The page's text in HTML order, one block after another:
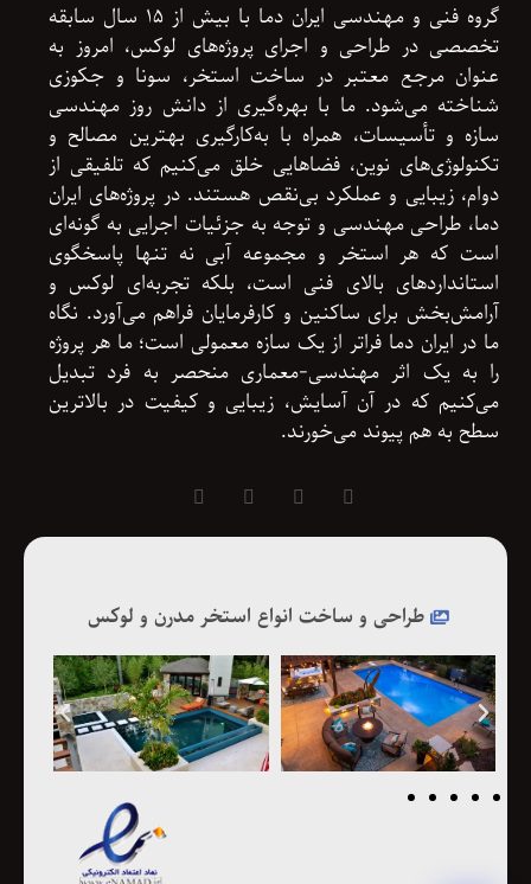
گروه فنی و مهندسی ایران دما با بیش از ۱۵ سال سابقه
تخصصی در طراحی و اجرای پروژه‌های لوکس، امروز به
عنوان مرجع معتبر در ساخت استخر، سونا و جکوزی
شناخته می‌شود. ما با بهره‌گیری از دانش روز مهندسی
سازه و تأسیسات، همراه با به‌کارگیری بهترین مصالح و
تکنولوژی‌های نوین، فضاهایی خلق می‌کنیم که تلفیقی از
دوام، زیبایی و عملکرد بی‌نقص هستند. در پروژه‌های ایران
دما، طراحی مهندسی و توجه به جزئیات اجرایی به گونه‌ای
است که هر استخر و مجموعه آبی نه تنها پاسخگوی
استانداردهای بالای فنی است، بلکه تجربه‌ای لوکس و
آرامش‌بخش برای ساکنین و کارفرمایان فراهم می‌آورد. نگاه
ما در ایران دما فراتر از یک سازه معمولی است؛ ما هر پروژه
را به یک اثر مهندسی-معماری منحصر به فرد تبدیل
می‌کنیم که در آن آسایش، زیبایی و کیفیت در بالاترین
سطح به هم پیوند می‌خورند.
طراحی و ساخت انواع استخر مدرن و لوکس